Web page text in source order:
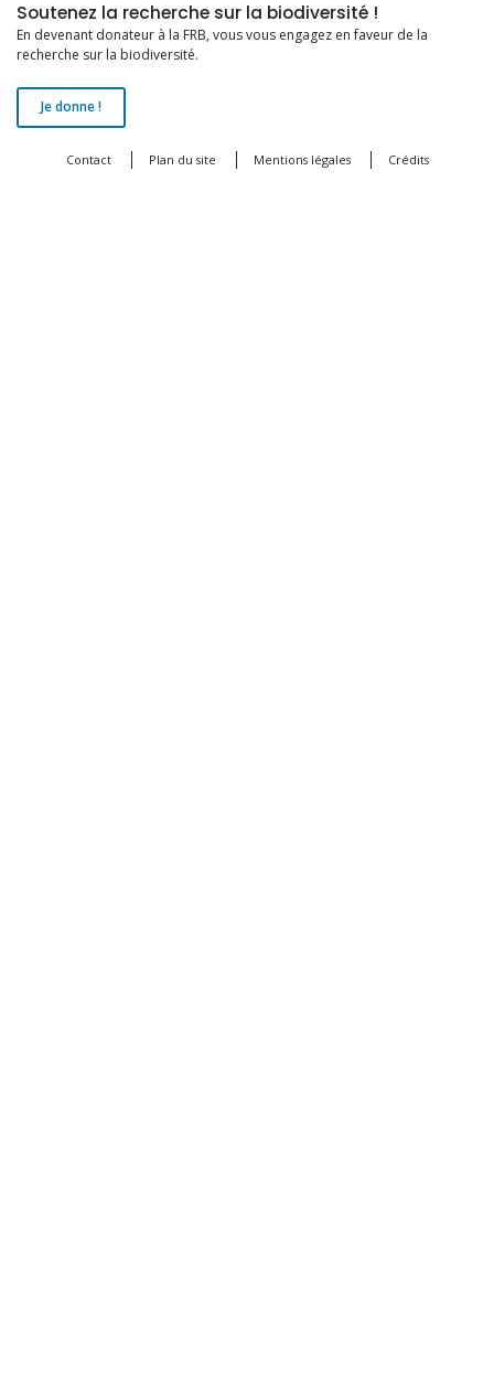
Soutenez la recherche sur la biodiversité !
En devenant donateur à la FRB, vous vous engagez en faveur de la
recherche sur la biodiversité.
Je donne !
Contact Plan du site Mentions légales Crédits